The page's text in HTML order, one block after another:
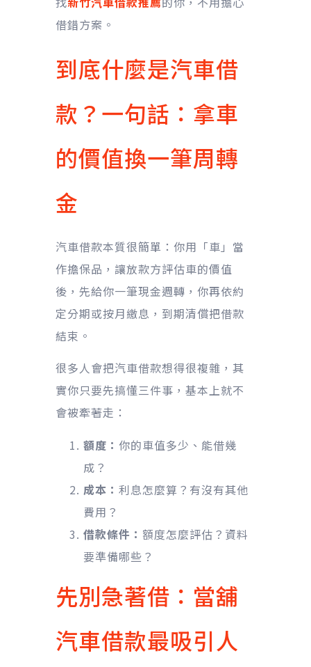
借錯方案。
到底什麼是汽車借
款？一句話：拿車
的價值換一筆周轉
金
汽車借款本質很簡單：你用「車」當
作擔保品，讓放款方評估車的價值
後，先給你一筆現金週轉，你再依約
定分期或按月繳息，到期清償把借款
結束。
很多人會把汽車借款想得很複雜，其
實你只要先搞懂三件事，基本上就不
會被牽著走：
額度： 你的車值多少、能借幾
成？
成本： 利息怎麼算？有沒有其他
費用？
借款條件： 額度怎麼評估？資料
要準備哪些？
先別急著借：當舖
汽車借款最吸引人